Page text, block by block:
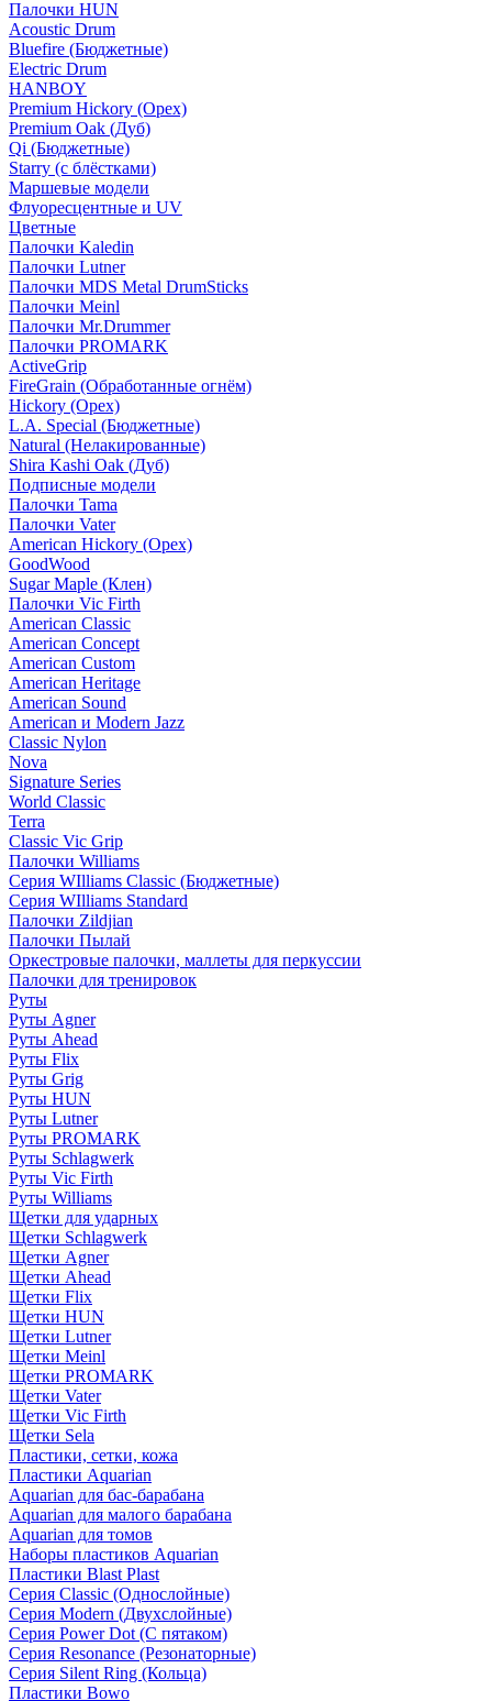
Палочки HUN
Acoustic Drum
Bluefire (Бюджетные)
Electric Drum
HANBOY
Premium Hickory (Орех)
Premium Oak (Дуб)
Qi (Бюджетные)
Starry (с блёстками)
Маршевые модели
Флуоресцентные и UV
Цветные
Палочки Kaledin
Палочки Lutner
Палочки MDS Metal DrumSticks
Палочки Meinl
Палочки Mr.Drummer
Палочки PROMARK
ActiveGrip
FireGrain (Обработанные огнём)
Hickory (Орех)
L.A. Special (Бюджетные)
Natural (Нелакированные)
Shira Kashi Oak (Дуб)
Подписные модели
Палочки Tama
Палочки Vater
American Hickory (Орех)
GoodWood
Sugar Maple (Клен)
Палочки Vic Firth
American Classic
American Concept
American Custom
American Heritage
American Sound
American и Modern Jazz
Classic Nylon
Nova
Signature Series
World Classic
Terra
Classic Vic Grip
Палочки Williams
Серия WIlliams Classic (Бюджетные)
Серия WIlliams Standard
Палочки Zildjian
Палочки Пылай
Оркестровые палочки, маллеты для перкуссии
Палочки для тренировок
Руты
Руты Agner
Руты Ahead
Руты Flix
Руты Grig
Руты HUN
Руты Lutner
Руты PROMARK
Руты Schlagwerk
Руты Vic Firth
Руты Williams
Щетки для ударных
Щетки Schlagwerk
Щетки Agner
Щетки Ahead
Щетки Flix
Щетки HUN
Щетки Lutner
Щетки Meinl
Щетки PROMARK
Щетки Vater
Щетки Vic Firth
Щетки Sela
Пластики, сетки, кожа
Пластики Aquarian
Aquarian для бас-барабана
Aquarian для малого барабана
Aquarian для томов
Наборы пластиков Aquarian
Пластики Blast Plast
Серия Classic (Однослойные)
Серия Modern (Двухслойные)
Серия Power Dot (С пятаком)
Серия Resonance (Резонаторные)
Серия Silent Ring (Кольца)
Пластики Bowo